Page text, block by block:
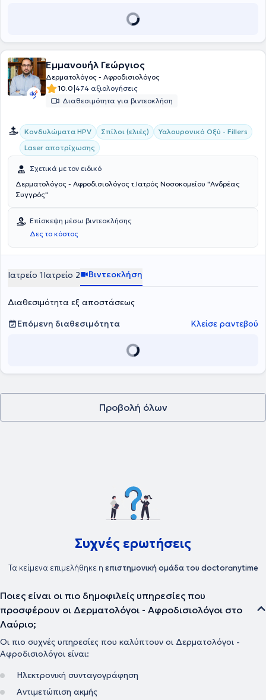
Εμμανουήλ Γεώργιος
Δερματολόγος - Αφροδισιολόγος
10.0|474 αξιολογήσεις
Διαθεσιμότητα για βιντεοκλήση
Κονδυλώματα HPV Σπίλοι (ελιές)
Υαλουρονικό Οξύ - Fillers
Laser αποτρίχωσης
Σχετικά με τον ειδικό
Δερματολόγος - Αφροδισιολόγος τ.Ιατρός Νοσοκομείου "Ανδρέας
Συγγρός"
Επίσκεψη μέσω βιντεοκλήσης
Δες το κόστος
Ιατρείο 1Ιατρείο 2 Βιντεοκλήση
Διαθεσιμότητα εξ αποστάσεως
Επόμενη διαθεσιμότητα
Κλείσε ραντεβού
Προβολή όλων
Συχνές ερωτήσεις
Τα κείμενα επιμελήθηκε η επιστημονική ομάδα του doctoranytime
Ποιες είναι οι πιο δημοφιλείς υπηρεσίες που
προσφέρουν οι Δερματολόγοι - Αφροδισιολόγοι στο
Λαύριο;
Οι πιο συχνές υπηρεσίες που καλύπτουν οι Δερματολόγοι -
Αφροδισιολόγοι είναι:
Ηλεκτρονική συνταγογράφηση
Αντιμετώπιση ακμής